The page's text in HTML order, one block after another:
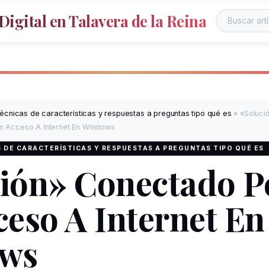
en Talavera de la Reina
de características y respuestas a preguntas tipo qué es »
Acceso A Internet En Windows
DE CARACTERÍSTICAS Y RESPUESTAS A PREGUNTAS TIPO QUÉ ES
Conectado
A Internet En